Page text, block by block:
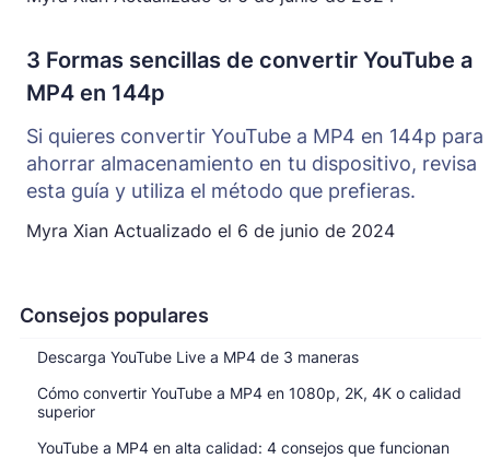
Consejos populares
Descarga YouTube Live a MP4 de 3 maneras
Cómo convertir YouTube a MP4 en 1080p, 2K, 4K o calidad
superior
YouTube a MP4 en alta calidad: 4 consejos que funcionan
3 Formas sencillas de convertir YouTube a
MP4 en 144p
Si quieres convertir YouTube a MP4 en 144p para
ahorrar almacenamiento en tu dispositivo, revisa
esta guía y utiliza el método que prefieras.
Myra Xian Actualizado el 6 de junio de 2024